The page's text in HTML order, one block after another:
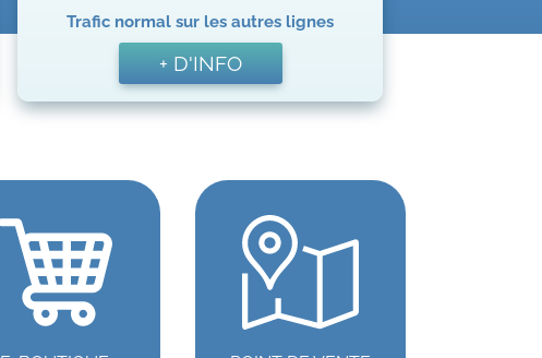
Trafic normal sur les autres lignes
+ D'INFO